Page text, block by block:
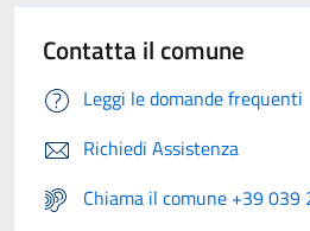
Contatta il comune
Leggi le domande frequenti
Richiedi Assistenza
Chiama il comune +39 039